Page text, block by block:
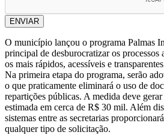
ENVIAR
O município lançou o programa Palmas
principal de desburocratizar os
os mais rápidos, acessíveis e
Na primeira etapa do programa, serão
o que praticamente eliminará o uso de
repartições públicas. A medida deve
estimada em cerca de R$ 30 mil. Além
sistemas entre as secretarias
qualquer tipo de solicitação.